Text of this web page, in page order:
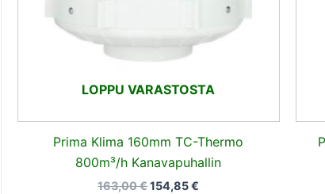
LOPPU VARASTOSTA
Prima Klima 160mm TC-Thermo
800m³/h Kanavapuhallin
163,00€154,85€